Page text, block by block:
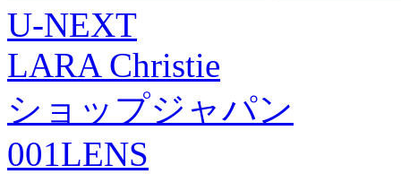
U-NEXT
LARA Christie
ショップジャパン
001LENS